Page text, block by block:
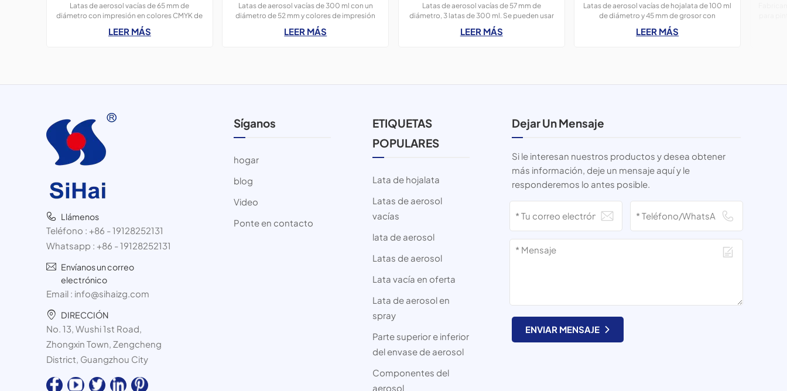
aerosol.
Latas de aerosol vacías de 65 mm de
diámetro con impresión en colores CMYK de
400 ml para pintura en aerosol, 3 latas de
300 ml.
LEER MÁS
Latas de aerosol vacías de 300 ml con un
diámetro de 52 mm y colores de impresión
OEM, utilizadas para ambientadores.
LEER MÁS
Latas de aerosol vacías de 57 mm de
diámetro, 3 latas de 300 ml. Se pueden usar
para productos de limpieza, ambientadores,
insecticidas, etc.
LEER MÁS
Latas de aerosol vacías de hojalata de 100 ml
de diámetro y 45 mm de grosor con
impresión, utilizadas para productos de
fiesta.
LEER MÁS
Llámenos
Teléfono : +86 - 19128252131
Whatsapp : +86 - 19128252131
Envíanos un correo
electrónico
Email : info@sihaizg.com
DIRECCIÓN
No. 13, Wushi 1st Road,
Zhongxin Town, Zengcheng
District, Guangzhou City
Síganos
hogar
blog
Video
Ponte en contacto
ETIQUETAS
POPULARES
Lata de hojalata
Latas de aerosol
vacías
lata de aerosol
Latas de aerosol
Lata vacía en oferta
Lata de aerosol en
spray
Parte superior e inferior
del envase de aerosol
Componentes del
aerosol
Dejar Un Mensaje
Si le interesan nuestros productos y desea obtener
más información, deje un mensaje aquí y le
responderemos lo antes posible.
ENVIAR MENSAJE